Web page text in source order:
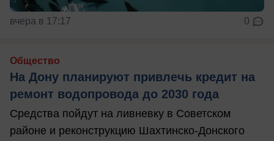
вчера в 17:17 0
Общество
На Дону планируют привлечь кредит на
ремонт водопровода до 2030 года
Средства пойдут на ливневку в Советском
районе и реконструкцию Шахтинско-Донского